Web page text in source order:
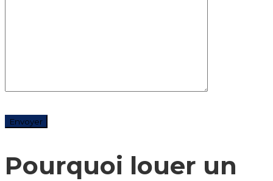
Pourquoi louer un